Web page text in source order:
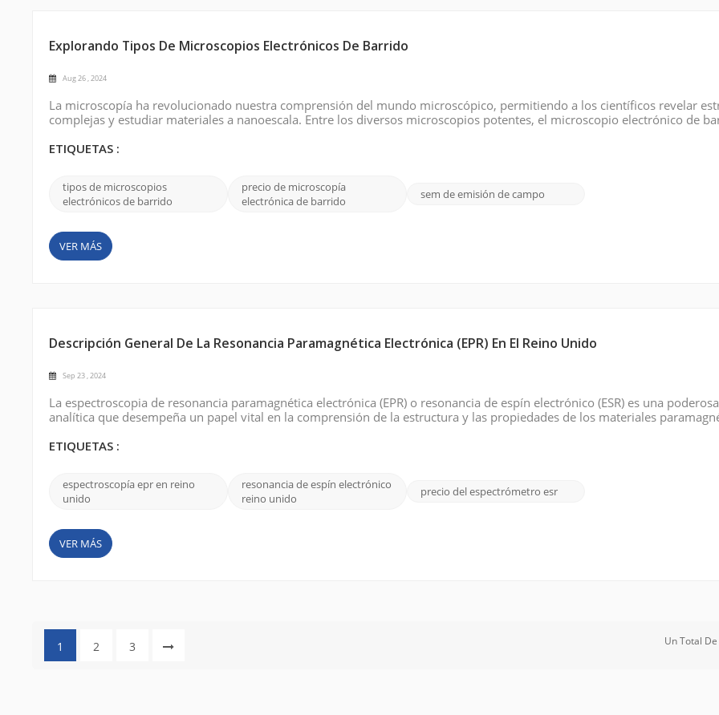
Explorando Tipos De Microscopios Electrónicos De Barrido
Aug 26 , 2024
La microscopía ha revolucionado nuestra comprensión del mundo microscópico, permitiendo a los científicos revelar
complejas y estudiar materiales a nanoescala. Entre los diversos microscopios potentes, el microscopio electrónico de
publicación de blog, ...
ETIQUETAS :
tipos de microscopios
electrónicos de barrido
precio de microscopía
electrónica de barrido
sem de emisión de campo
VER MÁS
Descripción General De La Resonancia Paramagnética Electrónica (EPR) En El Reino Unido
Sep 23 , 2024
La espectroscopia de resonancia paramagnética electrónica (EPR) o resonancia de espín electrónico (ESR) es una
analítica que desempeña un papel vital en la comprensión de la estructura y las propiedades de los materiales
estas marcas de EPR, in...
ETIQUETAS :
espectroscopía epr en reino
unido
resonancia de espín electrónico
reino unido
precio del espectrómetro esr
VER MÁS
1 2 3 Un Total De